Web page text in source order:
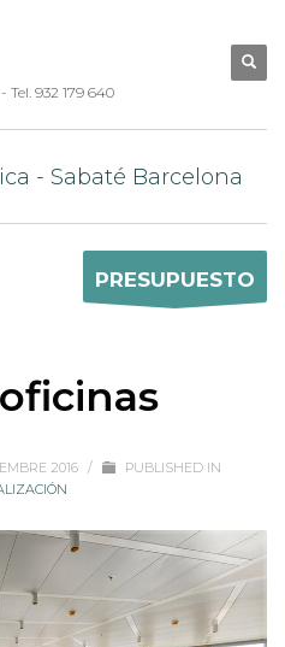
Tel. 932 179 640
PRESUPUESTO
2016 /
PUBLISHED IN